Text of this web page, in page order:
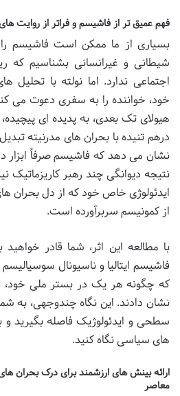
فهم عمیق تر از فاشیسم و فراتر از روایت های
بسیاری از ما ممکن است فاشیسم را
شیطانی و غیرانسانی بشناسیم
اجتماعی ندارد. اما نولته با تحلیل
خود، خواننده را به سفری دعوت می
هیولای تک بعدی، به پدیده ای
درهم تنیده با بحران های مدرنیته
نشان می دهد که فاشیسم صرفاً ابزار
نتیجه دیوانگی چند رهبر
ایدئولوژی خاص خود که از دل بحران
از کمونیسم سربرآورده است.
با مطالعه این اثر، شما قادر
فاشیسم ایتالیا و ناسیونال
که چگونه هر یک در بستر ملی خود،
نشان دادند. این نگاه چندوجهی، به
سطحی و ایدئولوژیک فاصله بگیرید و
های سیاسی نگاه کنید.
ارائه بینش های ارزشمند برای درک بحران
معاصر